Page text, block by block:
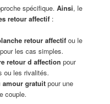
spécifique.Ainsi, le
retour affectif :
retour affectifou le
les cas simples.
retour d affection pour
ou les rivalités.
gratuitpour une
couple.